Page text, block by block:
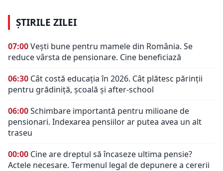
ȘTIRILE ZILEI
07:00Vești bune pentru mamele din România. Se
reduce vârsta de pensionare. Cine beneficiază
06:30 Cât costă educația în 2026. Cât plătesc părinții
pentru grădiniță, școală și after-school
06:00Schimbare importantă pentru milioane de
pensionari. Indexarea pensiilor ar putea avea un alt
traseu
00:00 Cine are dreptul să încaseze ultima pensie?
Actele necesare. Termenul legal de depunere a cererii